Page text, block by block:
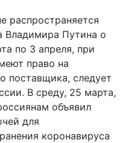
распространяется
Владимира Путина о
по 3 апреля, при
право на
поставщика, следует
В среду, 25 марта,
объявил
для
коронавируса